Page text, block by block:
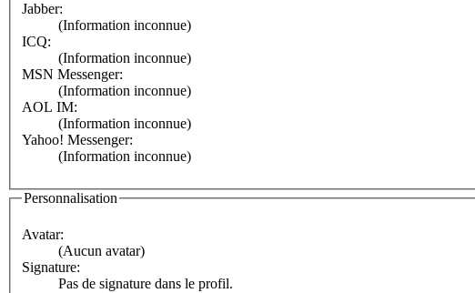
Jabber:
(Information inconnue)
ICQ:
(Information inconnue)
MSN Messenger:
(Information inconnue)
AOL IM:
(Information inconnue)
Yahoo! Messenger:
(Information inconnue)
Personnalisation
Avatar:
(Aucun avatar)
Signature:
Pas de signature dans le profil.